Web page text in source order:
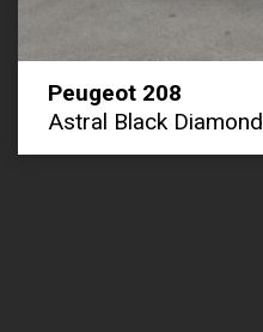
Peugeot 208
Astral Black Diamond